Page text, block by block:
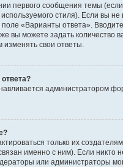
первого сообщения темы
стиля). Если вы
«Варианты ответа».
вы можете задать количество
свои ответы.
администратором
только их
именно с ним). Если
или администраторы